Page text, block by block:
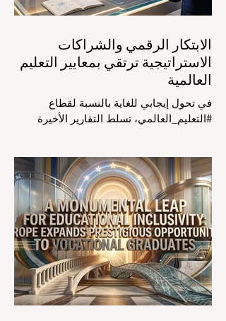
الابتكار الرقمي والشراكات
الاستراتيجية ترتقي بمعايير التعليم
العالمية
في تحول إيجابي للغاية بالنسبة لقطاع
#التعليم_العالمي، تسلط التقارير الأخيرة
الفصول الدراسية في جميع أنحاء العالم، وهو
أمر يثير اهتماماً كبيراً في الأوساط الأكاديمية
العربية التي تسعى للريادة. إن الدمج السريع
لمساعدي #الذكاء_الاصطناعي المتخصصين
والمصممين خصيصاً للمعلمين يُحدث ثورة
حقيقية في مهنة التدريس. ومن خلال الأتمتة
الناجحة للمهام الإدارية التي تستغرق وقتاً
طويلاً، تبشر هذه الأدوات المتقدمة بعصر